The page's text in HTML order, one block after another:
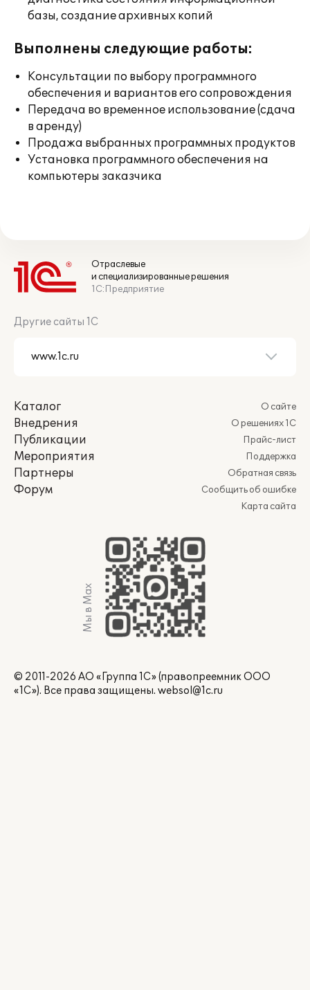
базы, создание архивных копий
Выполнены следующие работы:
Консультации по выбору программного
обеспечения и вариантов его сопровождения
Передача во временное использование (сдача
в аренду)
Продажа выбранных программных продуктов
Установка программного обеспечения на
компьютеры заказчика
Отраслевые
и специализированные решения
1С:Предприятие
Другие сайты 1С
Каталог
Внедрения
Публикации
Мероприятия
Партнеры
Форум
О сайте
О решениях 1С
Прайс-лист
Поддержка
Обратная связь
Сообщить об ошибке
Карта сайта
Мы в Max
© 2011-2026 АО «Группа 1С» (правопреемник ООО
«1С»). Все права защищены. websol@1c.ru